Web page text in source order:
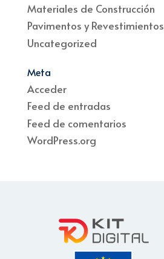
Materiales de Construcción
Pavimentos y Revestimientos
Uncategorized
Meta
Acceder
Feed de entradas
Feed de comentarios
WordPress.org